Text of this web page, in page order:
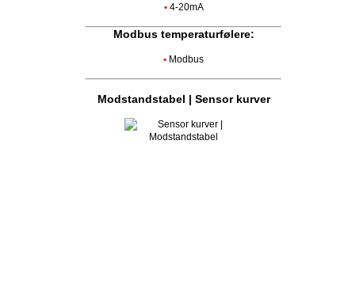
• 4-20mA
Modbus temperaturfølere:
• Modbus
Modstandstabel | Sensor kurver